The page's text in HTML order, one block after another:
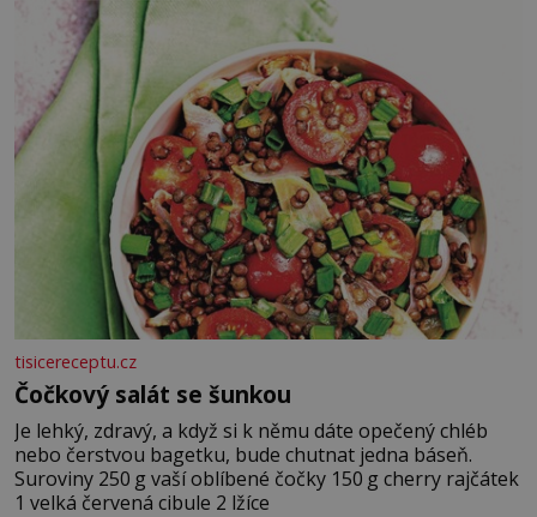
tisicereceptu.cz
Čočkový salát se šunkou
Je lehký, zdravý, a když si k němu dáte opečený chléb
nebo čerstvou bagetku, bude chutnat jedna báseň.
Suroviny 250 g vaší oblíbené čočky 150 g cherry rajčátek
1 velká červená cibule 2 lžíce